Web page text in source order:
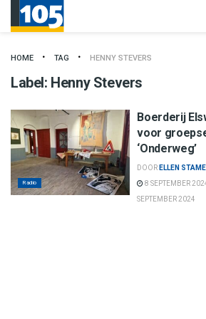
HOME TAG HENNY STEVERS
Label: Henny Stevers
Radio
Boerderij
voor
‘Onderweg’
DOOR ELLEN
8 SEPTEMBER
SEPTEMBER 2024